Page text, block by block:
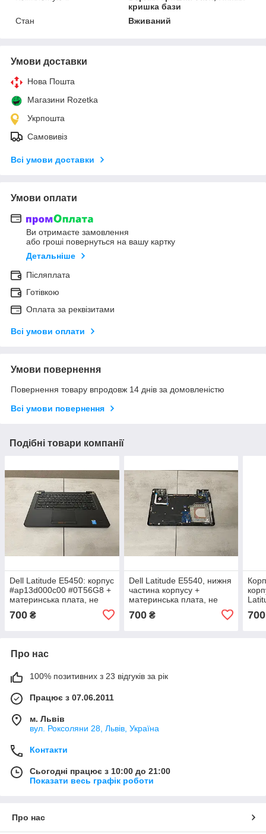
кришка бази
Стан
Вживаний
Умови доставки
Нова Пошта
Магазини Rozetka
Укрпошта
Самовивіз
Всі умови доставки
Умови оплати
Ви отримаєте замовлення
або гроші повернуться на вашу картку
Детальніше
Післяплата
Готівкою
Оплата за реквізитами
Всі умови оплати
Умови повернення
Повернення товару впродовж 14 днів за домовленістю
Всі умови повернення
Подібні товари компанії
Dell Latitude E5450: корпус
#ap13d000c00 #0T56G8 +
материнська плата, не
охолодження та інше
700 ₴
Dell Latitude E5540, нижня
частина корпусу +
материнська плата, не
вентилятор, шлейфи та
700₴ 700
Про нас
100% позитивних з 23 відгуків за рік
Працює з 07.06.2011
м. Львів
вул. Роксоляни 28, Львів, Україна
Контакти
Сьогодні працює з 10:00 до 21:00
Показати весь графік роботи
Про нас